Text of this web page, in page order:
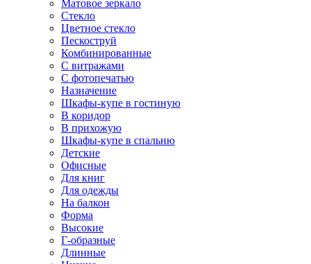
Матовое зеркало
Стекло
Цветное стекло
Пескоструй
Комбинированные
С витражами
С фотопечатью
Назначение
Шкафы-купе в гостиную
В коридор
В прихожую
Шкафы-купе в спальню
Детские
Офисные
Для книг
Для одежды
На балкон
Форма
Высокие
Г-образные
Длинные